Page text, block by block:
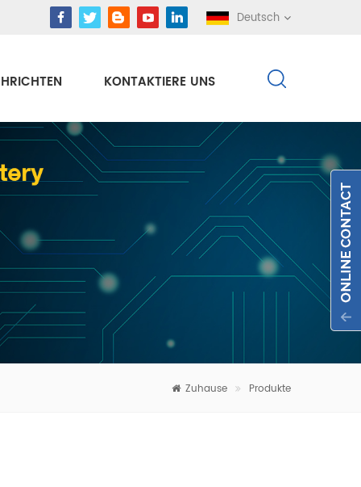
Deutsch
KONTAKTIERE UNS
Zuhause Produkte